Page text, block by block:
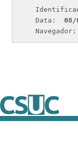
Data:
08/
Navegador: